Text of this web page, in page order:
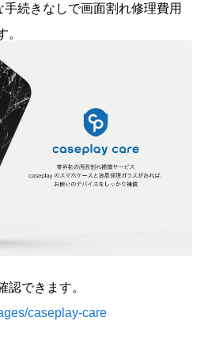
続きなしで画面割れ修理費用
。
認できます。
caseplay-care